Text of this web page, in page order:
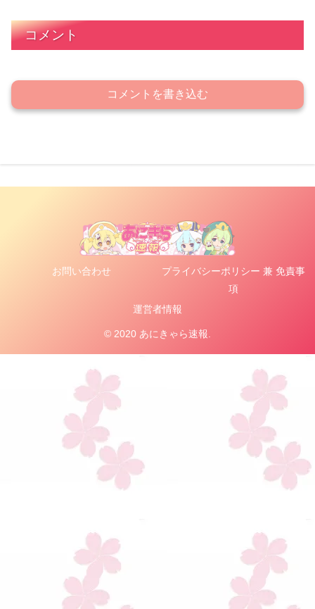
コメント
コメントを書き込む
お問い合わせ
プライバシーポリシー 兼 免責事
項
運営者情報
© 2020 あにきゃら速報.